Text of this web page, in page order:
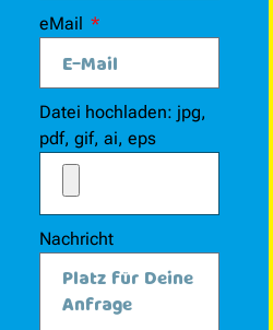
eMail
Datei hochladen: jpg,
pdf, gif, ai, eps
Nachricht